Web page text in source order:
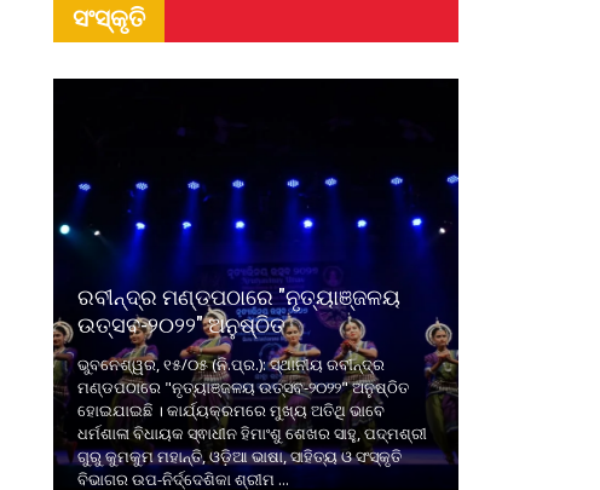
ସଂସ୍କୃତି
ରବୀନ୍ଦ୍ର ମଣ୍ଡପଠାରେ "ନୃତ୍ୟାଞ୍ଜଳୟ
ଉତ୍ସବ-୨୦୨୨" ଅନୁଷ୍ଠିତ
ଭୁବନେଶ୍ୱର, ୧୫/୦୫ (ନି.ପ୍ର.): ସ୍ଥାନୀୟ ରବୀନ୍ଦ୍ର
ମଣ୍ଡପଠାରେ "ନୃତ୍ୟାଞ୍ଜଳୟ ଉତ୍ସବ-୨୦୨୨" ଅନୁଷ୍ଠିତ
ହୋଇଯାଇଛି । କାର୍ଯ୍ୟକ୍ରମରେ ମୁଖ୍ୟ ଅତିଥି ଭାବେ
ଧର୍ମଶାଳା ବିଧାୟକ ସ୍ଵାଧୀନ ହିମାଂଶୁ ଶେଖର ସାହୁ, ପଦ୍ମଶ୍ରୀ
ଗୁରୁ କୁମକୁମ ମହାନ୍ତି, ଓଡ଼ିଆ ଭାଷା, ସାହିତ୍ୟ ଓ ସଂସ୍କୃତି
ବିଭାଗର ଉପ-ନିର୍ଦ୍ଦେଶିକା ଶ୍ରୀମ ...